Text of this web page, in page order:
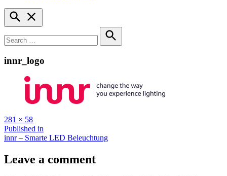
Open
Search
for:
Search
innr_logo
Full
size
281 × 58
Beitragsnavigation
Published in
innr – Smarte LED Beleuchtung
Leave a comment